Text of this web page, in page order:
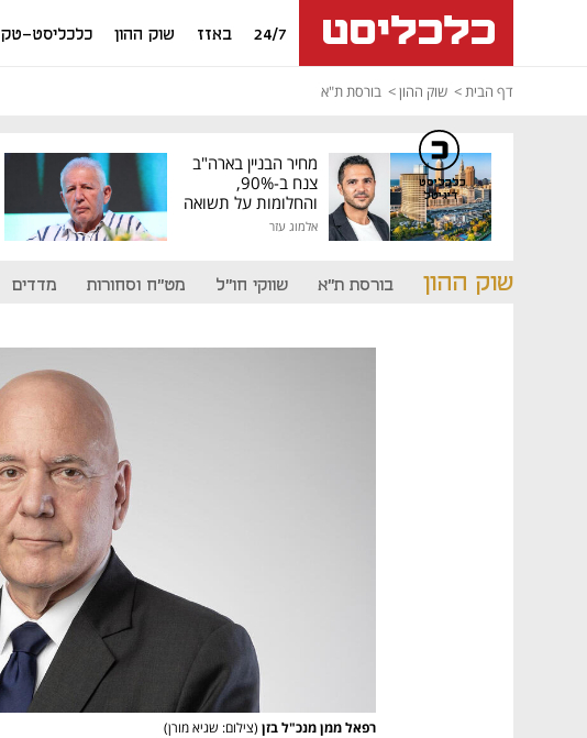
24/7 באזז שוק ההון כלכליסט-טק
דף הבית שוק ההון בורסת ת"א
מחיר הבניין בארה"ב
צנח ב-90%,
והחלומות על תשואה
גבוהה התנפצו
אלמוג עזר
שוק ההון בורסת ת"א שווקי חו"ל מט"ח וסחורות מדדים
רפאל ממן מנכ"ל בזן (צילום: שגיא מורן)
כלכליסט
דיגיטל